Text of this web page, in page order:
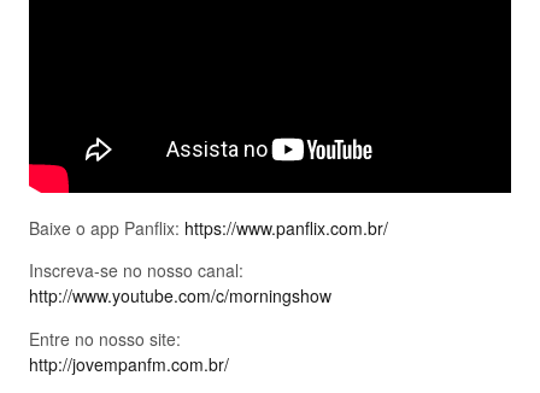
Baixe o app Panflix: https://www.panflix.com.br/
Inscreva-se no nosso canal:
http://www.youtube.com/c/morningshow
Entre no nosso site:
http://jovempanfm.com.br/